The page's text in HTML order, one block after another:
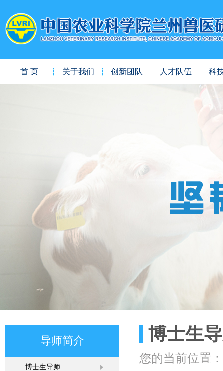
首 页 关于我们 创新团队 人才队伍 科
导师简介
博士生导师
博士生
您的当前位置